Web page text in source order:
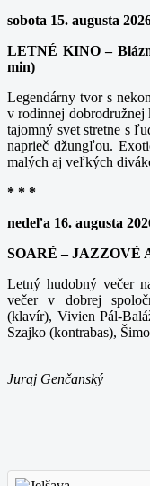
sobota 15. augusta
LETNÉ KINO –
min)
Legendárny tvor s
v rodinnej
tajomný svet stretne s
naprieč džungľou.
malých aj veľkých
* * *
nedeľa 16. augusta
SOARÉ – JAZZOVÉ
Letný hudobný večer
večer v dobrej
(klavír), Vivien Pál-
Szajko (kontrabas),
Juraj Genčanský